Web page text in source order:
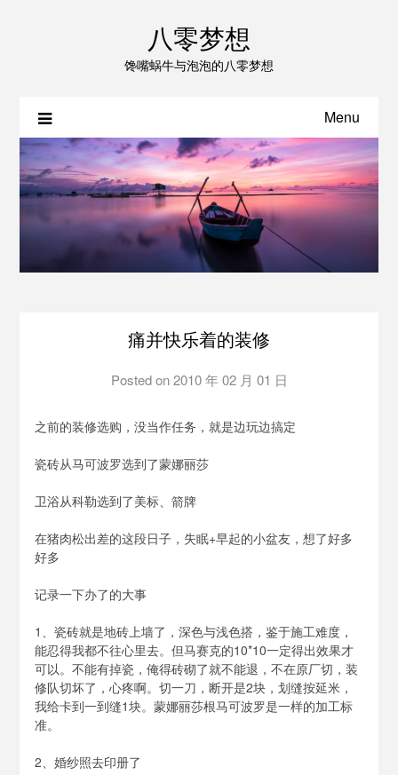
八零梦想
馋嘴蜗牛与泡泡的八零梦想
Menu
痛并快乐着的装修
Posted on2010 年 02 月 01 日
泡
之前的装修选购，没当作任务，就是边玩边搞定
瓷砖从马可波罗选到了蒙娜丽莎
卫浴从科勒选到了美标、箭牌
在猪肉松出差的这段日子，失眠+早起的小盆友，想了好多
好多
记录一下办了的大事
1、瓷砖就是地砖上墙了，深色与浅色搭，鉴于施工难度，
能忍得我都不往心里去。但马赛克的10*10一定得出效果才
可以。不能有掉瓷，俺得砖砌了就不能退，不在原厂切，装
修队切坏了，心疼啊。切一刀，断开是2块，划缝按延米，
我给卡到一到缝1块。蒙娜丽莎根马可波罗是一样的加工标
准。
2、婚纱照去印册了